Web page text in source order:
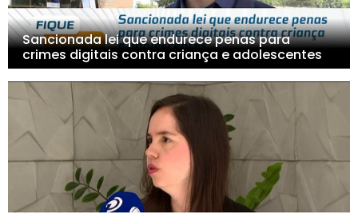
Sancionada lei que endurece penas para
crimes digitais contra criança e adolescentes